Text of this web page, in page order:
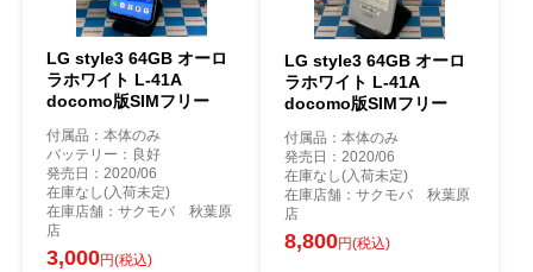
LG style3 64GB オーロ
ラホワイト L-41A
docomo版SIMフリー
付属品：本体のみ
バッテリー：良好
発売日：2020/06
在庫なし(入荷未定)
在庫店舗：サクモバ 秋葉原
店
3,000円(税込)
LG style3 64GB オーロ
ラホワイト L-41A
docomo版SIMフリー
付属品：本体のみ
発売日：2020/06
在庫なし(入荷未定)
在庫店舗：サクモバ 秋葉原
店
8,800円(税込)